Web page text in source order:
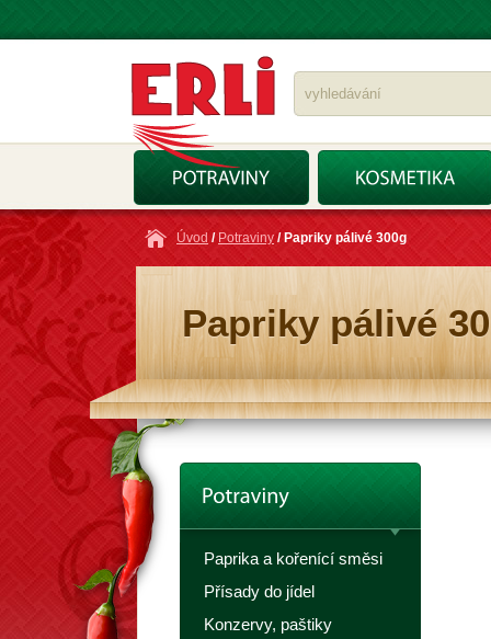
Úvod / Potraviny / Papriky pálivé 300g
Papriky pálivé
Paprika a kořenící směsi
Přísady do jídel
Konzervy, paštiky